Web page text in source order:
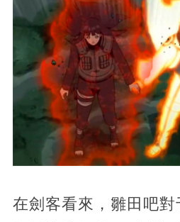
在劍客看來，雛田吧